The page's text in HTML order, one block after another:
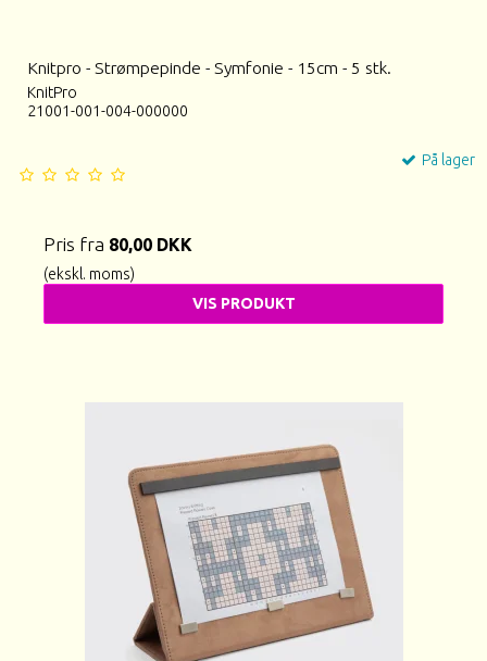
Knitpro - Strømpepinde - Symfonie - 15cm - 5 stk.
KnitPro
21001-001-004-000000
På lager
Pris fra 80,00 DKK
(ekskl. moms)
VIS PRODUKT